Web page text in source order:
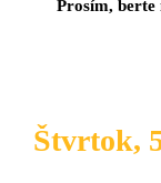
Prosím, berte
Štvrtok,